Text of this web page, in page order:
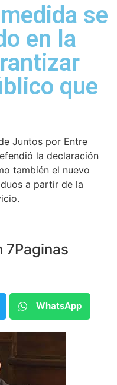
se
en la
que
Juntos por Entre
la declaración
también el nuevo
a partir de la
7Paginas
WhatsApp